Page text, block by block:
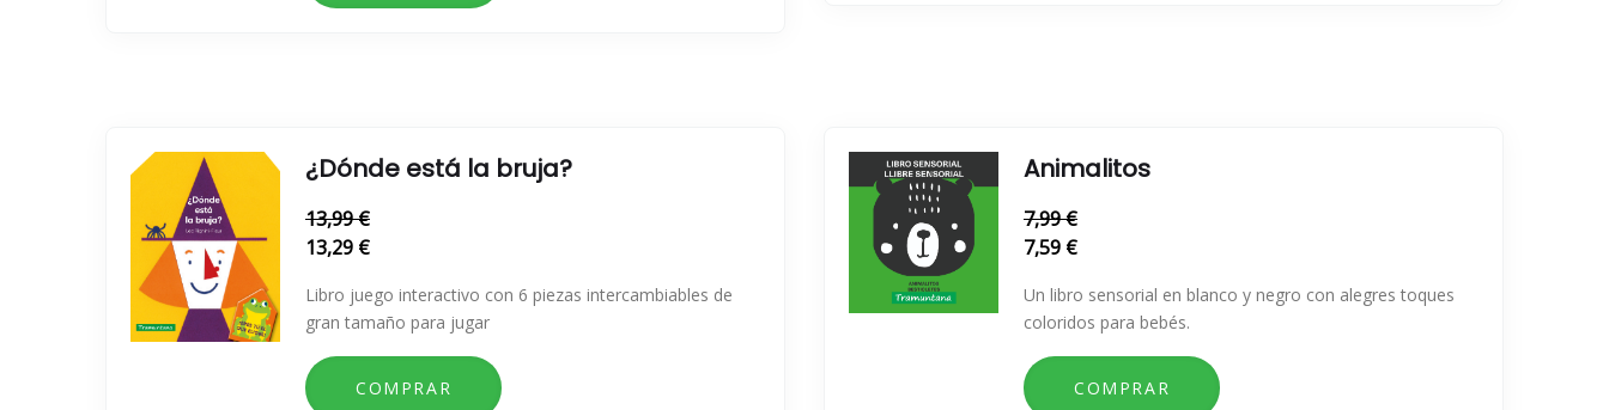
¿Dónde está la bruja?
13,99 €
13,29 €
Libro juego interactivo con 6 piezas intercambiables de
gran tamaño para jugar
Animalitos
7,99 €
7,59 €
Un libro sensorial en blanco y negro con alegres toques
coloridos para bebés.